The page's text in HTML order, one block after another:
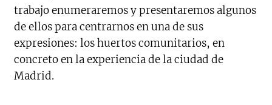
trabajo enumeraremos y presentaremos algunos
de ellos para centrarnos en una de sus
expresiones: los huertos comunitarios, en
concreto en la experiencia de la ciudad de
Madrid.